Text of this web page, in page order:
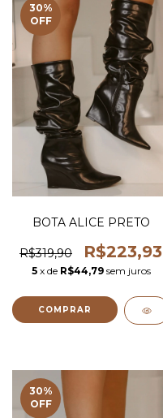
30%
OFF
BOTA ALICE PRETO
R$319,90 R$223,93
5 x de R$44,79 sem juros
COMPRAR
30%
OFF